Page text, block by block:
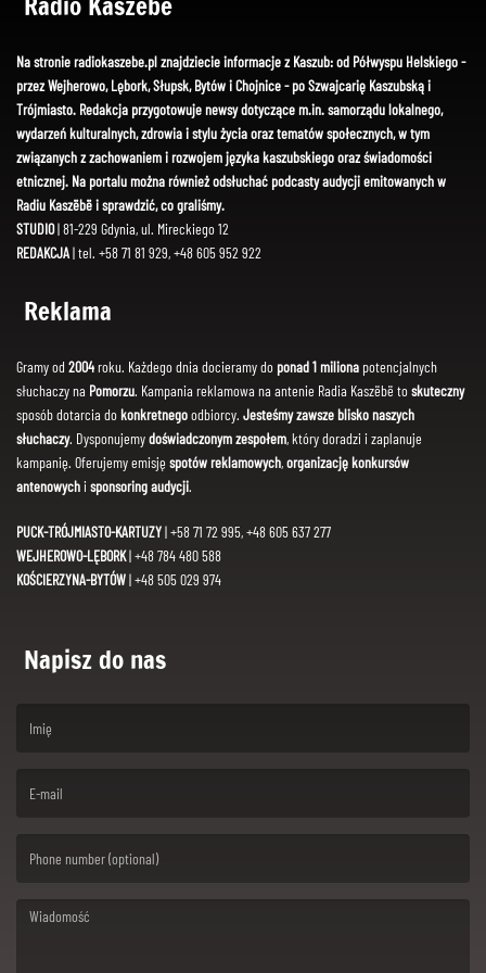
Na stronie radiokaszebe.pl znajdziecie informacje z Kaszub: od Półwyspu Helskiego -
przez Wejherowo, Lębork, Słupsk, Bytów i Chojnice - po Szwajcarię Kaszubską i
Trójmiasto. Redakcja przygotowuje newsy dotyczące m.in. samorządu lokalnego,
wydarzeń kulturalnych, zdrowia i stylu życia oraz tematów społecznych, w tym
związanych z zachowaniem i rozwojem języka kaszubskiego oraz świadomości
etnicznej. Na portalu można również odsłuchać podcasty audycji emitowanych w
Radiu Kaszëbë i sprawdzić, co graliśmy.
STUDIO| 81-229 Gdynia, ul. Mireckiego 12
REDAKCJA| tel. +58 71 81 929, +48 605 952 922
Reklama
Gramy od 2004roku. Każdego dnia docieramy do ponad 1 miliona potencjalnych
słuchaczy na Pomorzu. Kampania reklamowa na antenie Radia Kaszëbë toskuteczny
sposób dotarcia dokonkretnegoodbiorcy. Jesteśmy zawsze blisko naszych
słuchaczy. Dysponujemydoświadczonym zespołem, który doradzi i zaplanuje
kampanię. Oferujemy emisję spotów reklamowych,organizację konkursów
antenowychi sponsoring audycji.
PUCK-TRÓJMIASTO-KARTUZY| +58 71 72 995, +48 605 637 277
WEJHEROWO-LĘBORK| +48 784 480 588
KOŚCIERZYNA-BYTÓW| +48 505 029 974
Napisz do nas